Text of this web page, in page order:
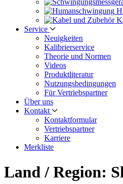
Service
Neuigkeiten
Kalibrier­service
Theorie und Normen
Videos
Produkt­literatur
Nutzungs­bedingungen
Für Vertriebs­partner
Über uns
Kontakt
Kontaktformular
Vertriebs­partner
Karriere
Merkliste
Land / Region: